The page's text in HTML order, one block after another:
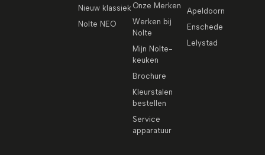
Nieuw klassiek
Nolte NEO
Onze Merken
Werken bij
Nolte
Mijn Nolte-
keuken
Brochure
Kleurstalen
bestellen
Service
apparatuur
Apeldoorn
Enschede
Lelystad